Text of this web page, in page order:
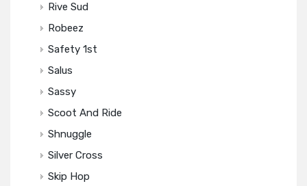
Rive Sud
Robeez
Safety 1st
Salus
Sassy
Scoot And Ride
Shnuggle
Silver Cross
Skip Hop